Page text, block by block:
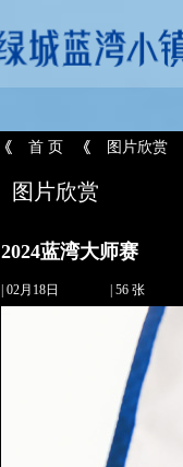
首 页 图片欣赏
图片欣赏
2024蓝湾大师赛
| 02月18日 | 56 张